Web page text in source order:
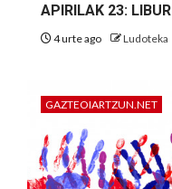
APIRILAK 23:
4 urte ago Ludoteka
GAZTEOIARTZUN.NET